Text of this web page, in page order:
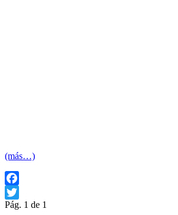
(más…)
Facebook
Twitter
Pág. 1 de 1